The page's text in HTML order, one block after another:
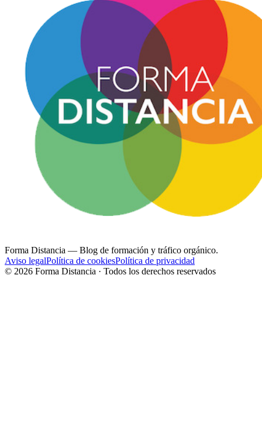
Forma Distancia — Blog de formación y tráfico orgánico.
Aviso legalPolítica de cookiesPolítica de privacidad
© 2026 Forma Distancia · Todos los derechos reservados